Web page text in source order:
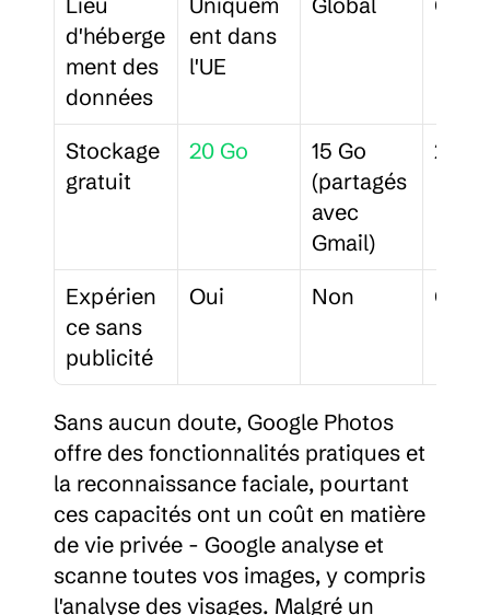
d'héberge
ment des
données
ent dans
l'UE
Stockage
gratuit
20 Go
15 Go
(partagés
avec
Gmail)
2 Go
Expérien
ce sans
publicité
Oui Non Oui
Sans aucun doute, Google Photos
offre des fonctionnalités pratiques et
la reconnaissance faciale, pourtant
ces capacités ont un coût en matière
de vie privée - Google analyse et
scanne toutes vos images, y compris
l'analyse des visages. Malgré un